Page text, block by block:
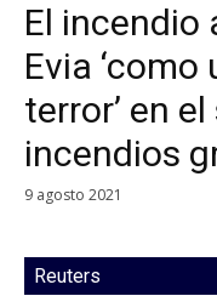
El incendio
Evia
terror’ en
incendios
9 agosto 2021
Reuters